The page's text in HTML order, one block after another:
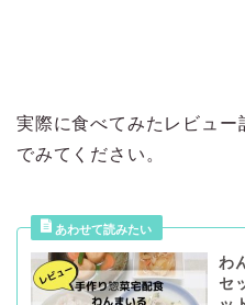
実際に食べてみたレビュー
でみてください。
わ
セ